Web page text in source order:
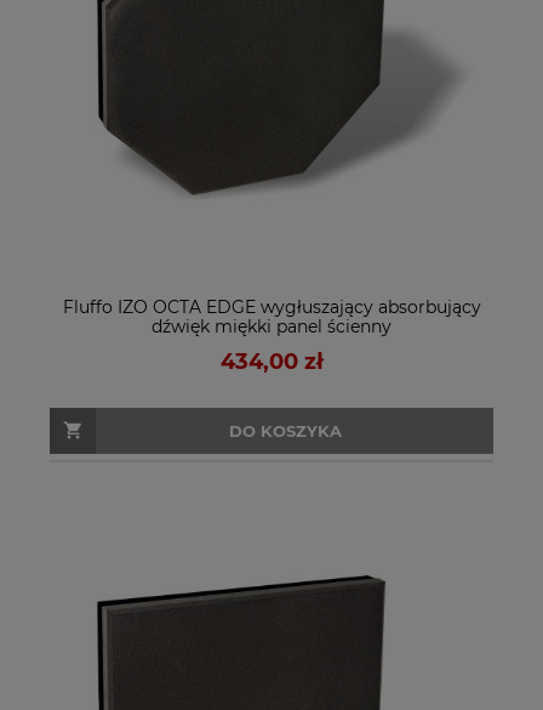
Fluffo IZO OCTA EDGE wygłuszający absorbujący
dźwięk miękki panel ścienny
434,00 zł
DO KOSZYKA